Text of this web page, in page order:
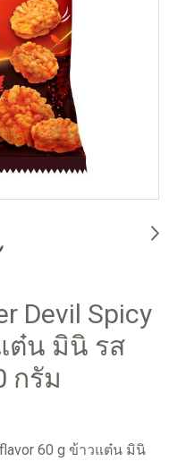
Devil Spicy
ต๋น มินิ รส
กรัม
flavor 60 g ข้าวแต๋น มินิ